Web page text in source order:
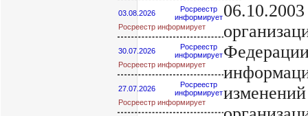
03.08.2026
Росреестр
информирует
Росреестр информирует
30.07.2026
Росреестр
информирует
Росреестр информирует
27.07.2026
Росреестр
информирует
Росреестр информирует